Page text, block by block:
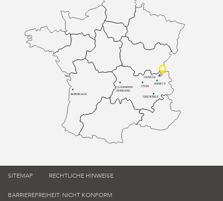
BORDEAUX
CLERMONT-
FERRAND
LYON
ANNECY
GRENOBLE
GENÈVE
SITEMAP RECHTLICHE HINWEISE
BARRIEREFREIHEIT: NICHT KONFORM